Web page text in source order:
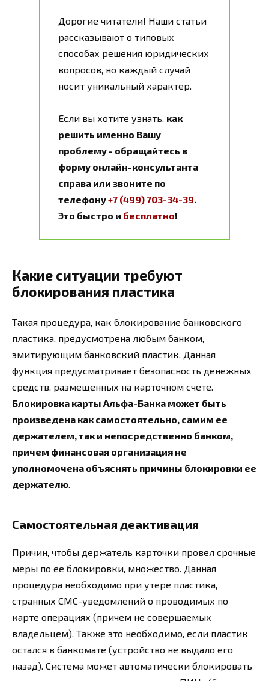
Дорогие читатели! Наши статьи
рассказывают о типовых
способах решения юридических
вопросов, но каждый случай
носит уникальный характер.
Если вы хотите узнать, как
решить именно Вашу
проблему - обращайтесь в
форму онлайн-консультанта
справа или звоните по
телефону+7 (499) 703-34-39.
Это быстро и бесплатно!
Какие ситуации требуют
блокирования пластика
Такая процедура, как блокирование банковского
пластика, предусмотрена любым банком,
эмитирующим банковский пластик. Данная
функция предусматривает безопасность денежных
средств, размещенных на карточном счете.
Блокировка карты Альфа-Банка может быть
произведена как самостоятельно, самим ее
держателем, так и непосредственно банком,
причем финансовая организация не
уполномочена объяснять причины блокировки ее
держателю.
Самостоятельная деактивация
Причин, чтобы держатель карточки провел срочные
меры по ее блокировки, множество. Данная
процедура необходимо при утере пластика,
странных СМС-уведомлений о проводимых по
карте операциях (причем не совершаемых
владельцем). Также это необходимо, если пластик
остался в банкомате (устройство не выдало его
назад). Система может автоматически блокировать